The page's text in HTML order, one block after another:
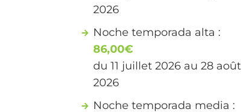
2026
Noche temporada alta :
86,00€
du 11 juillet 2026 au 28 août
2026
Noche temporada media :